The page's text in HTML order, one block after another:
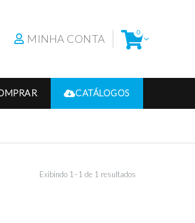
MINHA CONTA 0
CATÁLOGOS
Exibindo 1–1 de 1 resultados